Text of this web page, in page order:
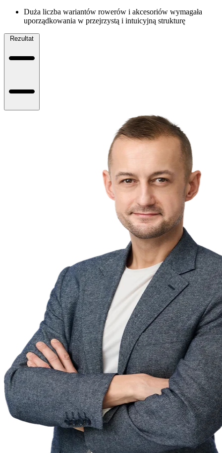
Duża liczba wariantów rowerów i akcesoriów wymagała
uporządkowania w przejrzystą i intuicyjną strukturę
Rezultat